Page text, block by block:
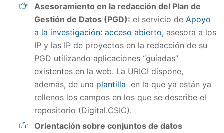
Asesoramiento en la redacción del Plan de
Gestión de Datos (PGD): el servicio de Apoyo
a la investigación: acceso abierto, asesora a los
IP y las IP de proyectos en la redacción de su
PGD utilizando aplicaciones “guiadas”
existentes en la web. La URICI dispone,
además, de una plantilla en la que ya están ya
rellenos los campos en los que se describe el
repositorio (Digital.CSIC).
Orientación sobre conjuntos de datos